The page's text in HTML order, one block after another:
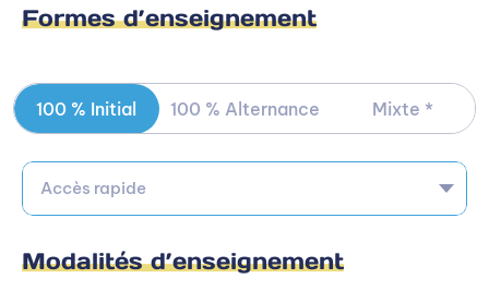
Formes d’enseignement
100 % Initial 100 % Alternance Mixte *
Accès rapide
Modalités d’enseignement
BAC+2
Inscription :Toute l'année
Candidater